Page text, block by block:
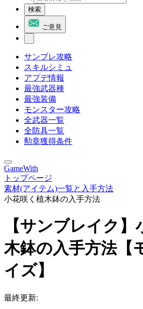
検索
ご意見
サンブレ攻略
スキルシミュ
アプデ情報
最強武器種
最強装備
モンスター攻略
全武器一覧
全防具一覧
勲章獲得条件
GameWith
トップページ
素材(アイテム)一覧と入手方法
小花咲く植木鉢の入手方法
【サンブレイク】
木鉢の入手方法【
イズ】
最終更新: